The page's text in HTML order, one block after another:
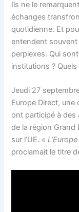
Ils ne le
échanges
quotidienne. Et
entendent souvent
perplexes. Qui
institutions ?
Jeudi 27
Europe Direct, une
ont participé à des
de la région Grand
sur l’UE. «
proclamait le titre